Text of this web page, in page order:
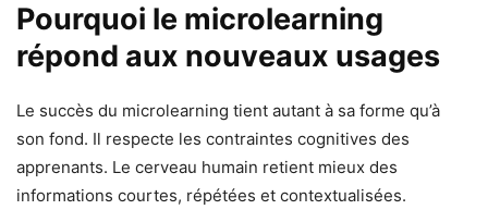
Pourquoi le microlearning
répond aux nouveaux usages
Le succès du microlearning tient autant à sa forme qu’à
son fond. Il respecte les contraintes cognitives des
apprenants. Le cerveau humain retient mieux des
informations courtes, répétées et contextualisées.